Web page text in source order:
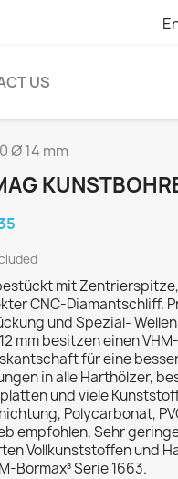
US
Ø 14 mm
mit
CNC-Diamantschliff.
und Spezial-
mm besitzen einen
für eine
in alle Harthölzer,
und viele
Polycarbonat,
empfohlen. Sehr
Vollkunststoffen und
Bormax³ Serie 1663.